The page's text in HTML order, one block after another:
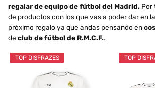
regalar de equipo de fútbol del Madrid. Por
de productos con los que vas a poder dar en
próximo regalo ya que andas pensando en
de club de fútbol de R.M.C.F..
TOP DISFRAZES TOP